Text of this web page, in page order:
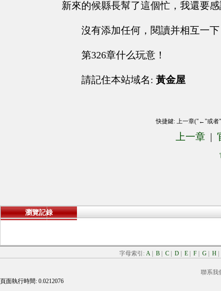
新來的候縣長幫了這個忙，我還要
沒有添加任何，閱讀并相互一下
第326章什么玩意！
請記住本站域名: 黃金屋
快捷鍵: 上一章("←"或
上一章 |
瀏覽記錄
字母索引: A B C D E F G H
聯系我
頁面執行時間: 0.0212076